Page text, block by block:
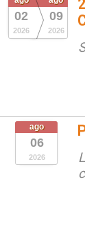
02
2026
09
2026
ago
06
2026